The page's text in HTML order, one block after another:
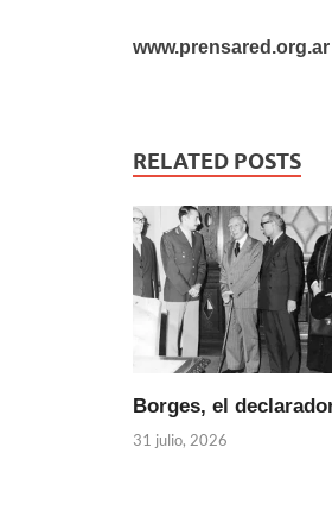
www.prensared.org.ar
RELATED POSTS
Borges, el
31 julio, 2026